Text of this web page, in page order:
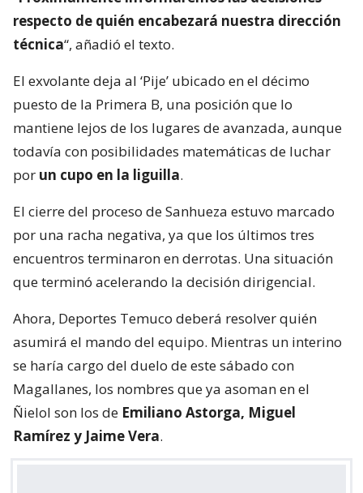
respecto de quién encabezará nuestra dirección
técnica“, añadió el texto.
El exvolante deja al ‘Pije’ ubicado en el décimo
puesto de la Primera B, una posición que lo
mantiene lejos de los lugares de avanzada, aunque
todavía con posibilidades matemáticas de luchar
por un cupo en la liguilla.
El cierre del proceso de Sanhueza estuvo marcado
por una racha negativa, ya que los últimos tres
encuentros terminaron en derrotas. Una situación
que terminó acelerando la decisión dirigencial.
Ahora, Deportes Temuco deberá resolver quién
asumirá el mando del equipo. Mientras un interino
se haría cargo del duelo de este sábado con
Magallanes, los nombres que ya asoman en el
Ñielol son los de Emiliano Astorga, Miguel
Ramírez y Jaime Vera.